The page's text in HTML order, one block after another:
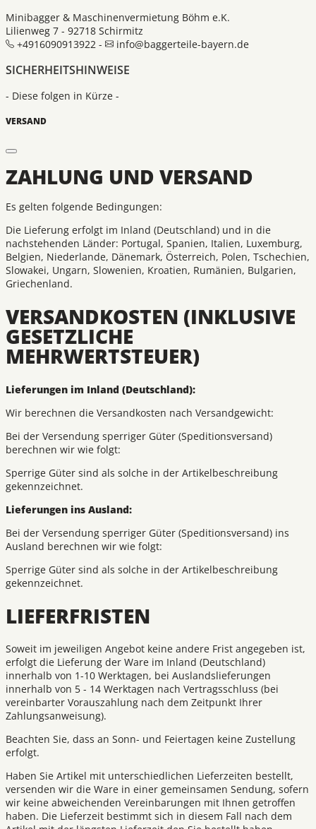
Minibagger & Maschinenvermietung Böhm e.K.
Lilienweg 7 - 92718 Schirmitz
+4916090913922 -
info@baggerteile-bayern.de
SICHERHEITSHINWEISE
- Diese folgen in Kürze -
VERSAND
ZAHLUNG UND VERSAND
Es gelten folgende Bedingungen:
Die Lieferung erfolgt im Inland (Deutschland) und in die
nachstehenden Länder: Portugal, Spanien, Italien, Luxemburg,
Belgien, Niederlande, Dänemark, Österreich, Polen, Tschechien,
Slowakei, Ungarn, Slowenien, Kroatien, Rumänien, Bulgarien,
Griechenland.
VERSANDKOSTEN (INKLUSIVE
GESETZLICHE
MEHRWERTSTEUER)
Lieferungen im Inland (Deutschland):
Wir berechnen die Versandkosten nach Versandgewicht:
Bei der Versendung sperriger Güter (Speditionsversand)
berechnen wir wie folgt:
Sperrige Güter sind als solche in der Artikelbeschreibung
gekennzeichnet.
Lieferungen ins Ausland:
Bei der Versendung sperriger Güter (Speditionsversand) ins
Ausland berechnen wir wie folgt:
Sperrige Güter sind als solche in der Artikelbeschreibung
gekennzeichnet.
LIEFERFRISTEN
Soweit im jeweiligen Angebot keine andere Frist angegeben ist,
erfolgt die Lieferung der Ware im Inland (Deutschland)
innerhalb von 1-10 Werktagen, bei Auslandslieferungen
innerhalb von 5 - 14 Werktagen nach Vertragsschluss (bei
vereinbarter Vorauszahlung nach dem Zeitpunkt Ihrer
Zahlungsanweisung).
Beachten Sie, dass an Sonn- und Feiertagen keine Zustellung
erfolgt.
Haben Sie Artikel mit unterschiedlichen Lieferzeiten bestellt,
versenden wir die Ware in einer gemeinsamen Sendung, sofern
wir keine abweichenden Vereinbarungen mit Ihnen getroffen
haben. Die Lieferzeit bestimmt sich in diesem Fall nach dem